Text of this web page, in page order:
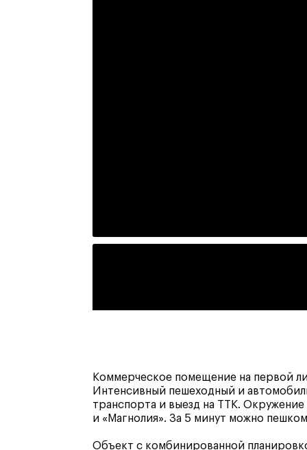
Коммерческое помещение на первой
Интенсивный пешеходный и
транспорта и выезд на ТТК.
и «Магнолия». За 5 минут можно
Объект с комбинированной